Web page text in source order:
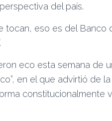
del país.
tocan, eso es del Banco
eco esta semana de
en el que advirtió de
constitucionalmente